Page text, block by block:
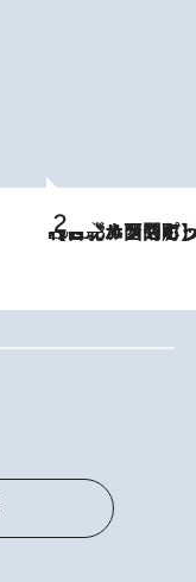
2026.8.4
【台北・西門町】台湾旅行で行くべきグルメスポット7選《濃厚ルーローハンやもっちり粽、サクふわドーナツも》